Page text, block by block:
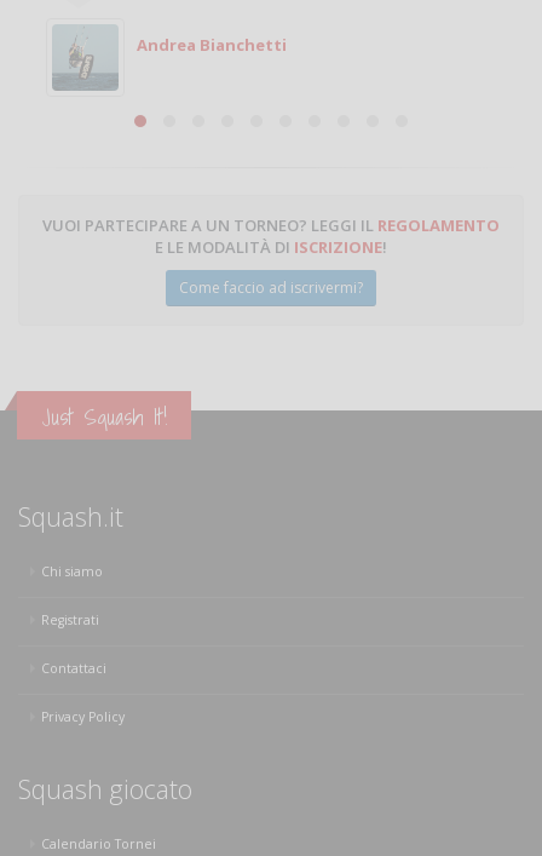
Michele
VUOI PARTECIPARE A UN TORNEO? LEGGI IL REGOLAMENTO
E LE MODALITÀ DI ISCRIZIONE!
Come faccio ad iscrivermi?
Just Squash It!
Squash.it
Chi siamo
Registrati
Contattaci
Privacy Policy
Squash giocato
Calendario Tornei